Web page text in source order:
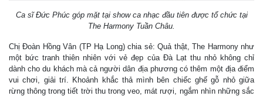
Ca sĩ Đức Phúc góp mặt tại show ca nhạc đầu tiên được tổ chức tại
The Harmony Tuần Châu.
Chị Đoàn Hồng Vân (TP Hạ Long) chia sẻ: Quả thật, The Harmony như
một bức tranh thiên nhiên với vẻ đẹp của Đà Lạt thu nhỏ không chỉ
dành cho du khách mà cả người dân địa phương có thêm một địa điểm
vui chơi, giải trí. Khoảnh khắc thả mình bên chiếc ghế gỗ nhỏ giữa
rừng thông trong tiết trời thu trong veo, mát rượi, ngắm nhìn những sắc